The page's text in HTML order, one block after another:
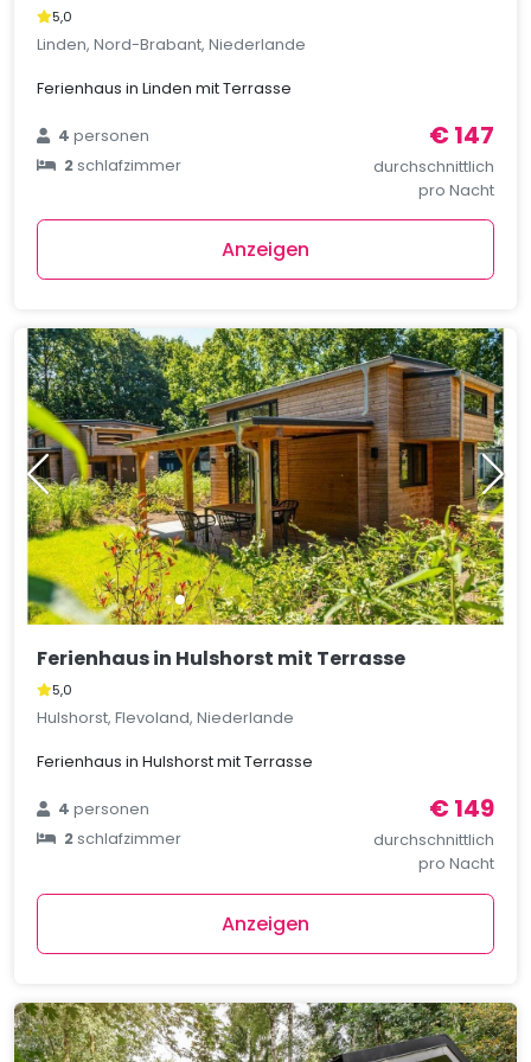
5,0
Linden, Nord-Brabant, Niederlande
Ferienhaus in Linden mit Terrasse
4personen
2schlafzimmer
€ 147
durchschnittlich
pro Nacht
Anzeigen
Ferienhaus in Hulshorst mit Terrasse
5,0
Hulshorst, Flevoland, Niederlande
Ferienhaus in Hulshorst mit Terrasse
4personen
2schlafzimmer
€ 149
durchschnittlich
pro Nacht
Anzeigen